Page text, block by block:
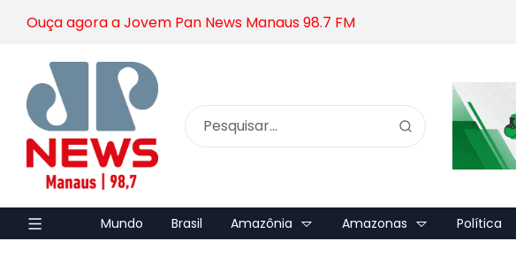
Ouça agora a Jovem Pan News Manaus 98.7 FM
Mundo Brasil Amazônia Amazonas Política